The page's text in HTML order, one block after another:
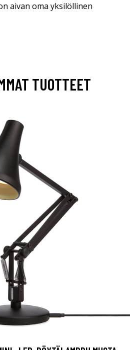
aivan oma yksilöllinen
TUOTTEET